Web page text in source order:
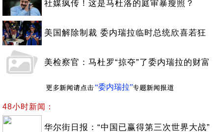
社媒疯传！这是马杜洛的庭审暴瘦照？
美国解除制裁 委内瑞拉临时总统欣喜若狂
美检察官：马杜罗“掠夺”了委内瑞拉的财富
“委内瑞拉”
48小时新闻：
华尔街日报：“中国已赢得第三次世界大战”